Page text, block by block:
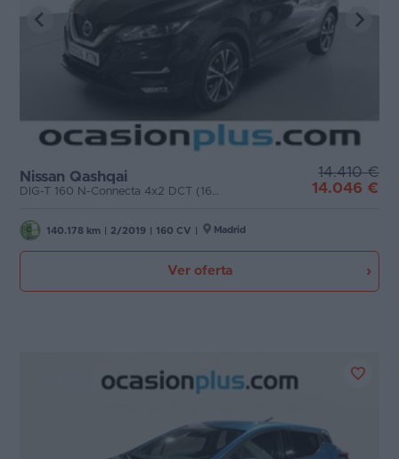
Nissan Qashqai
DIG-T 160 N-Connecta 4x2 DCT (160 CV)
14.410 €
14.046 €
140.178 km 2/2019 160 CV Madrid
Ver oferta